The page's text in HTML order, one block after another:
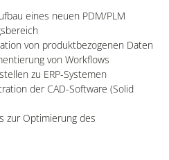
eines neuen PDM/PLM
von produktbezogenen Daten
von Workflows
zu ERP-Systemen
der CAD-Software (Solid
zur Optimierung des